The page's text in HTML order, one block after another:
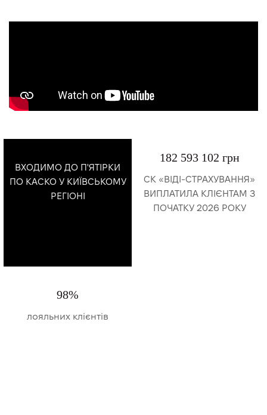
ВХОДИМО ДО П'ЯТІРКИ
ПО КАСКО У КИЇВСЬКОМУ
РЕГІОНІ
98%
лояльних клієнтів
182 593 102 грн
СК «ВІДІ-СТРАХУВАННЯ»
ВИПЛАТИЛА КЛІЄНТАМ З
ПОЧАТКУ 2026 РОКУ